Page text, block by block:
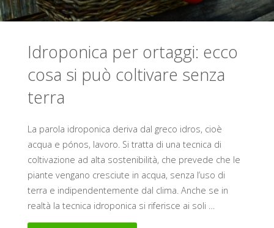
Idroponica per ortaggi: ecco
cosa si può coltivare senza
terra
La parola idroponica deriva dal greco idros, cioè
acqua e pónos, lavoro. Si tratta di una tecnica di
coltivazione ad alta sostenibilità, che prevede che le
piante vengano cresciute in acqua, senza l’uso di
terra e indipendentemente dal clima. Anche se in
realtà la tecnica idroponica si riferisce ai soli …